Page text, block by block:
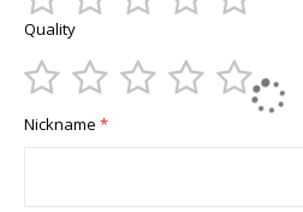
1
2
3
4
5
Quality
star
stars
stars
stars
stars
Nickname